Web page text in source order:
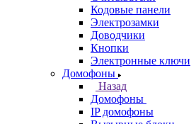
Кодовые панели
Электрозамки
Доводчики
Кнопки
Электронные ключи
Домофоны
Назад
Домофоны
IP домофоны